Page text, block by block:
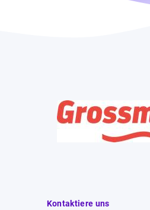
Kontaktiere uns